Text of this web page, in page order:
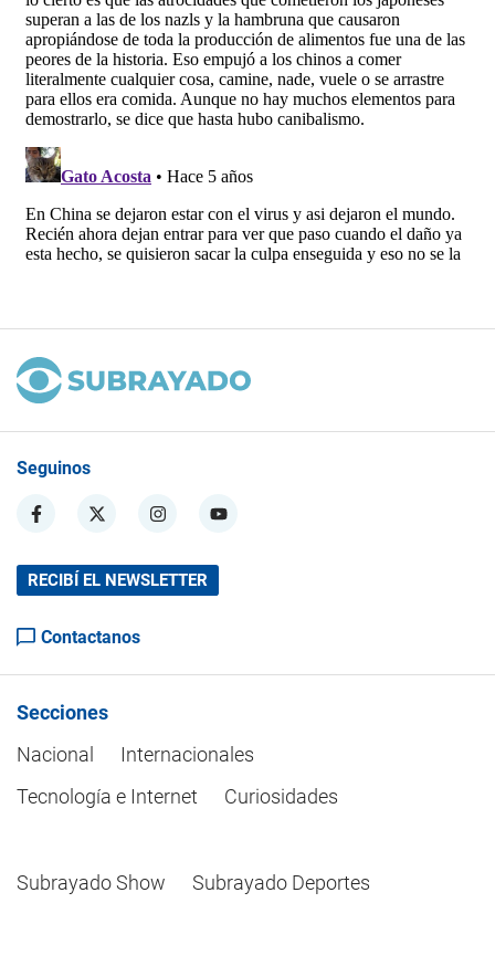
Seguinos
RECIBÍ EL NEWSLETTER
Contactanos
Secciones
Nacional
Internacionales
Tecnología e Internet
Curiosidades
Subrayado Show Subrayado Deportes